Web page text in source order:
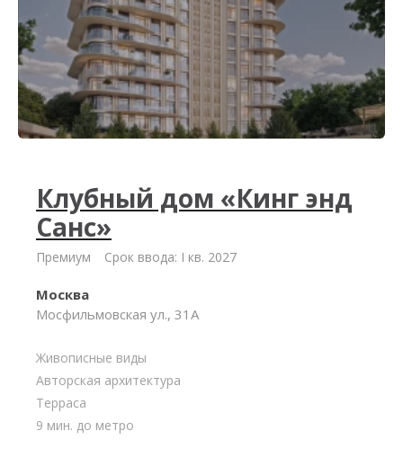
Клубный дом «Кинг энд
Санс»
Премиум Срок ввода: I кв. 2027
Москва
Мосфильмовская ул., 31А
Живописные виды
Авторская архитектура
Терраса
9 мин. до метро